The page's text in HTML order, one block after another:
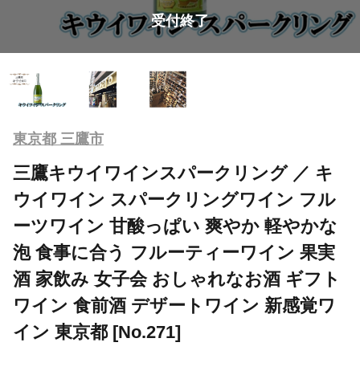
受付終了
東京都 三鷹市
三鷹キウイワインスパークリング ／ キ
ウイワイン スパークリングワイン フル
ーツワイン 甘酸っぱい 爽やか 軽やかな
泡 食事に合う フルーティーワイン 果実
酒 家飲み 女子会 おしゃれなお酒 ギフト
ワイン 食前酒 デザートワイン 新感覚ワ
イン 東京都 [No.271]